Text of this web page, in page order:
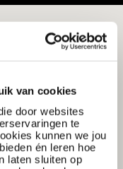
van cookies
door websites
te
kunnen we jou
én leren hoe
laten sluiten op